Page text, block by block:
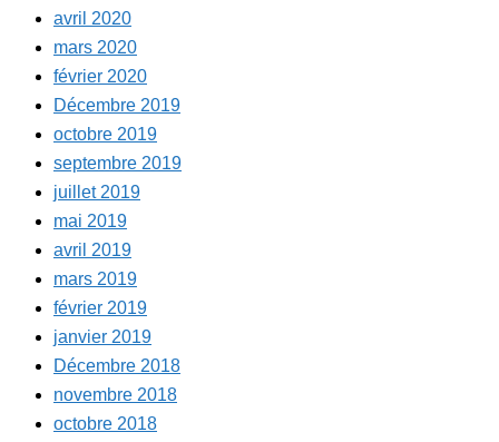
avril 2020
mars 2020
février 2020
Décembre 2019
octobre 2019
septembre 2019
juillet 2019
mai 2019
avril 2019
mars 2019
février 2019
janvier 2019
Décembre 2018
novembre 2018
octobre 2018